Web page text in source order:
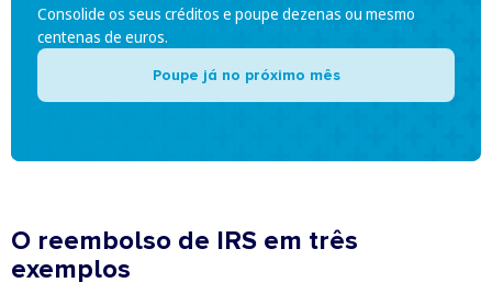
Consolide os seus créditos e poupe dezenas ou mesmo
centenas de euros.
Poupe já no próximo mês
O reembolso de IRS em três
exemplos